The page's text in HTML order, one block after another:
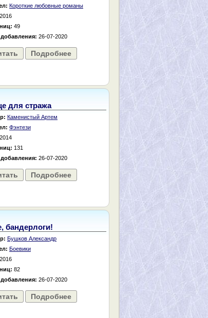
Короткие любовные романы
2016
49
добавления: 26-07-2020
Подробнее
для стража
Каменистый Артем
Фэнтези
2014
131
добавления: 26-07-2020
Подробнее
бандерлоги!
Бушков Александр
Боевики
2016
82
добавления: 26-07-2020
Подробнее